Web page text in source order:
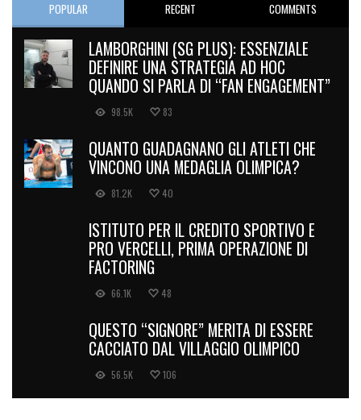
POPULAR RECENT COMMENTS
LAMBORGHINI (SG PLUS): ESSENZIALE
DEFINIRE UNA STRATEGIA AD HOC
QUANDO SI PARLA DI “FAN ENGAGEMENT”
98.5K 83
QUANTO GUADAGNANO GLI ATLETI CHE
VINCONO UNA MEDAGLIA OLIMPICA?
81.2K 40
ISTITUTO PER IL CREDITO SPORTIVO E
PRO VERCELLI, PRIMA OPERAZIONE DI
FACTORING
66.1K 48
QUESTO “SIGNORE” MERITA DI ESSERE
CACCIATO DAL VILLAGGIO OLIMPICO
56.5K 106